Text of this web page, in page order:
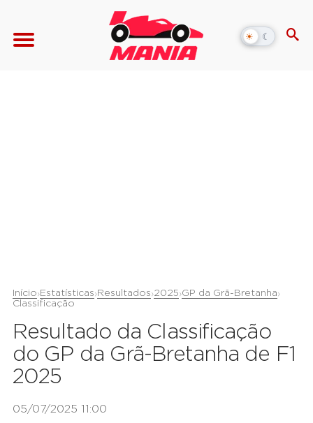
☀ ☾
Alternar
modo
Início›Estatísticas›Resultados›2025›GP da Grã-Bretanha›
Classificação
Resultado da Classificação
do GP da Grã-Bretanha de F1
2025
05/07/2025 11:00